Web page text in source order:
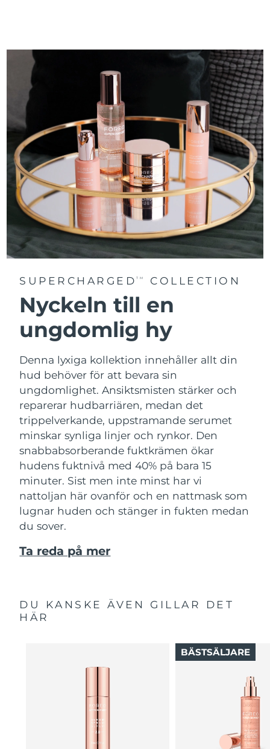
SUPERCHARGEDTM COLLECTION
Nyckeln till en
ungdomlig hy
Denna lyxiga kollektion innehåller allt din
hud behöver för att bevara sin
ungdomlighet. Ansiktsmisten stärker och
reparerar hudbarriären, medan det
trippelverkande, uppstramande serumet
minskar synliga linjer och rynkor. Den
snabbabsorberande fuktkrämen ökar
hudens fuktnivå med 40% på bara 15
minuter. Sist men inte minst har vi
nattoljan här ovanför och en nattmask som
lugnar huden och stänger in fukten medan
du sover.
Ta reda på mer
DU KANSKE ÄVEN GILLAR DET
HÄR
BÄSTSÄLJARE